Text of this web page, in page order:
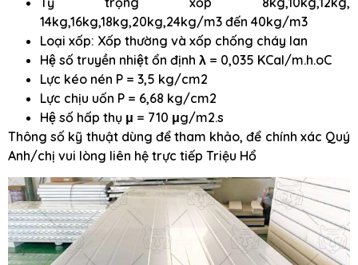
14kg,16kg,18kg,20kg,24kg/m3 đến 40kg/m3
Loại xốp: Xốp thường và xốp chống cháy lan
Hệ số truyền nhiệt ổn định λ = 0,035 KCal/m.h.oC
Lực kéo nén P = 3,5 kg/cm2
Lực chịu uốn P = 6,68 kg/cm2
Hệ số hấp thụ μ = 710 μg/m2.s
Thông số kỹ thuật dùng để tham khảo, để chính xác Quý
Anh/chị vui lòng liên hệ trực tiếp Triệu Hổ